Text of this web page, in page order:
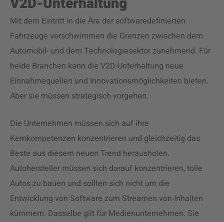
Mit dem Eintritt in die Ära der softwaredefinierten
Fahrzeuge verschwimmen die Grenzen zwischen dem
Automobil- und dem Technologiesektor zunehmend. Für
beide Branchen kann die V2D-Unterhaltung neue
Einnahmequellen und Innovationsmöglichkeiten bieten.
Aber sie müssen strategisch vorgehen.
Die Unternehmen müssen sich auf ihre
Kernkompetenzen konzentrieren und gleichzeitig das
Beste aus diesem neuen Trend herausholen.
Autohersteller müssen sich darauf konzentrieren, tolle
Autos zu bauen und sollten sich nicht um die
Entwicklung von Software zum Streamen von Inhalten
kümmern. Dasselbe gilt für Medienunternehmen. Sie